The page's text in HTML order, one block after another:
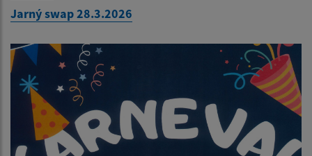
Jarný swap 28.3.2026